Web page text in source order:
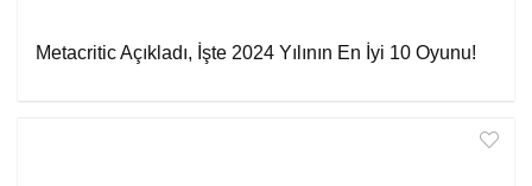
Metacritic Açıkladı, İşte 2024 Yılının En İyi 10 Oyunu!